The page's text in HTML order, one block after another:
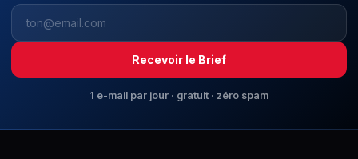
Recevoir le Brief
1 e-mail par jour · gratuit · zéro spam